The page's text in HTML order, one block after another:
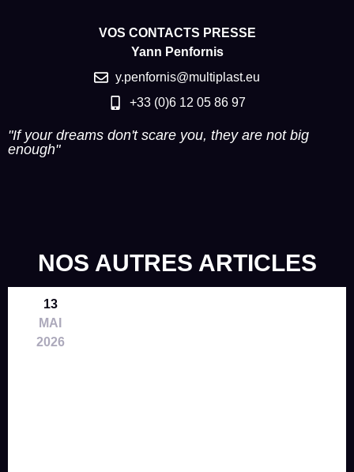
VOS CONTACTS PRESSE
Yann Penfornis
y.penfornis@multiplast.eu
+33 (0)6 12 05 86 97
"If your dreams don't scare you, they are not big
enough"
NOS AUTRES ARTICLES
13
MAI
2026